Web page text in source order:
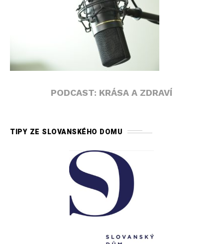
PODCAST: KRÁSA A ZDRAVÍ
TIPY ZE SLOVANSKÉHO DOMU